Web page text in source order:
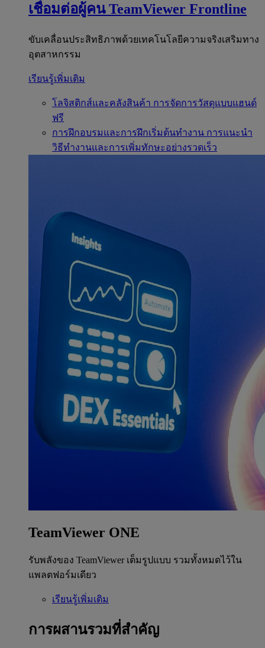
เชื่อมต่อผู้คน TeamViewer Frontline
ขับเคลื่อนประสิทธิภาพด้วยเทคโนโลยีความจริงเสริมทาง
อุตสาหกรรม
เรียนรู้เพิ่มเติม
โลจิสติกส์และคลังสินค้า การจัดการวัสดุแบบแฮนด์
ฟรี
การฝึกอบรมและการฝึกเริ่มต้นทำงาน การแนะนำ
วิธีทำงานและการเพิ่มทักษะอย่างรวดเร็ว
TeamViewer ONE
รับพลังของ TeamViewer เต็มรูปแบบ รวมทั้งหมดไว้ใน
แพลตฟอร์มเดียว
เรียนรู้เพิ่มเติม
การผสานรวมที่สำคัญ